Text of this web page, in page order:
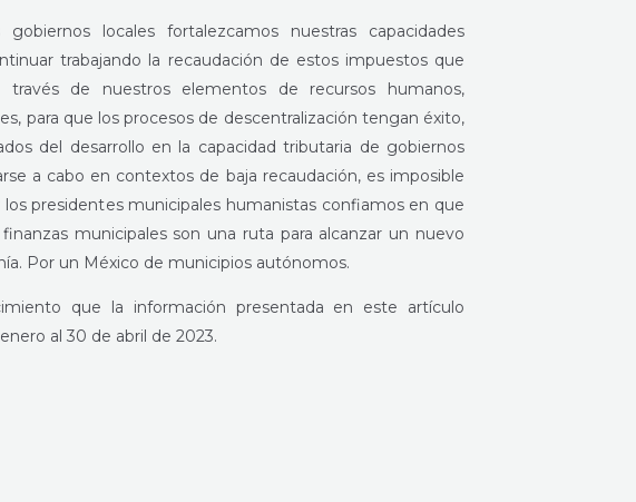
locales fortalezcamos nuestras capacidades
trabajando la recaudación de estos impuestos que
de nuestros elementos de recursos humanos,
para que los procesos de descentralización tengan éxito,
del desarrollo en la capacidad tributaria de gobiernos
a cabo en contextos de baja recaudación, es imposible
presidentes municipales humanistas confiamos en que
municipales son una ruta para alcanzar un nuevo
Por un México de municipios autónomos.
que la información presentada en este artículo
al 30 de abril de 2023.